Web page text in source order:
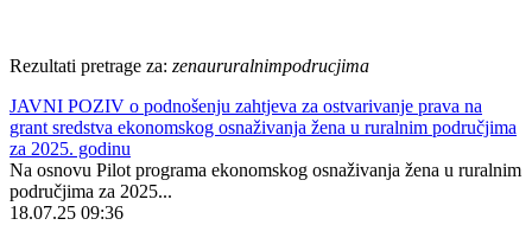
Rezultati pretrage za: zenaururalnimpodrucjima
JAVNI POZIV o podnošenju zahtjeva za ostvarivanje prava na
grant sredstva ekonomskog osnaživanja žena u ruralnim područjima
za 2025. godinu
Na osnovu Pilot programa ekonomskog osnaživanja žena u ruralnim
područjima za 2025...
18.07.25 09:36